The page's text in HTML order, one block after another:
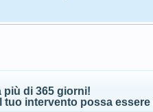
più di 365 giorni!
intervento possa essere